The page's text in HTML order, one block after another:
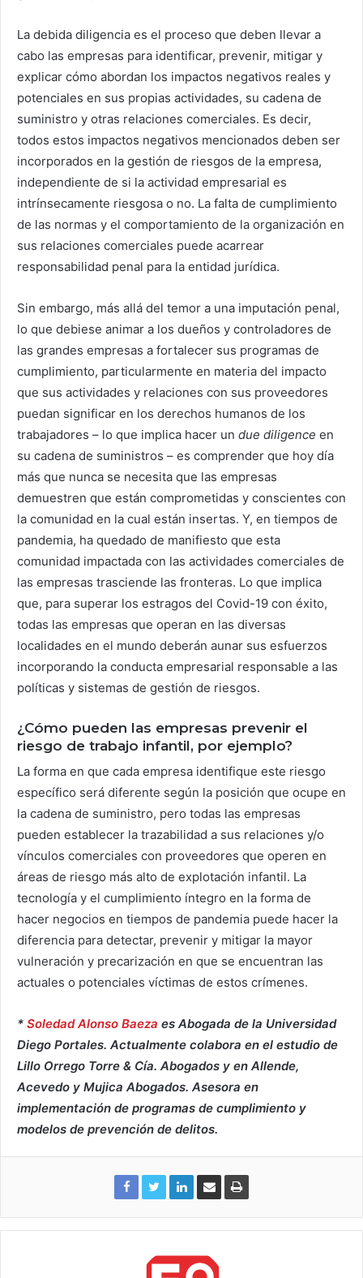
La debida diligencia es el proceso que deben llevar a
cabo las empresas para identificar, prevenir, mitigar y
explicar cómo abordan los impactos negativos reales y
potenciales en sus propias actividades, su cadena de
suministro y otras relaciones comerciales. Es decir,
todos estos impactos negativos mencionados deben ser
incorporados en la gestión de riesgos de la empresa,
independiente de si la actividad empresarial es
intrínsecamente riesgosa o no. La falta de cumplimiento
de las normas y el comportamiento de la organización en
sus relaciones comerciales puede acarrear
responsabilidad penal para la entidad jurídica.
Sin embargo, más allá del temor a una imputación penal,
lo que debiese animar a los dueños y controladores de
las grandes empresas a fortalecer sus programas de
cumplimiento, particularmente en materia del impacto
que sus actividades y relaciones con sus proveedores
puedan significar en los derechos humanos de los
trabajadores – lo que implica hacer un due diligence en
su cadena de suministros – es comprender que hoy día
más que nunca se necesita que las empresas
demuestren que están comprometidas y conscientes con
la comunidad en la cual están insertas. Y, en tiempos de
pandemia, ha quedado de manifiesto que esta
comunidad impactada con las actividades comerciales de
las empresas trasciende las fronteras. Lo que implica
que, para superar los estragos del Covid-19 con éxito,
todas las empresas que operan en las diversas
localidades en el mundo deberán aunar sus esfuerzos
incorporando la conducta empresarial responsable a las
políticas y sistemas de gestión de riesgos.
¿Cómo pueden las empresas prevenir el
riesgo de trabajo infantil, por ejemplo?
La forma en que cada empresa identifique este riesgo
específico será diferente según la posición que ocupe en
la cadena de suministro, pero todas las empresas
pueden establecer la trazabilidad a sus relaciones y/o
vínculos comerciales con proveedores que operen en
áreas de riesgo más alto de explotación infantil. La
tecnología y el cumplimiento íntegro en la forma de
hacer negocios en tiempos de pandemia puede hacer la
diferencia para detectar, prevenir y mitigar la mayor
vulneración y precarización en que se encuentran las
actuales o potenciales víctimas de estos crímenes.
* Soledad Alonso Baeza es Abogada de la Universidad
Diego Portales. Actualmente colabora en el estudio de
Lillo Orrego Torre & Cía. Abogados y en Allende,
Acevedo y Mujica Abogados. Asesora en
implementación de programas de cumplimiento y
modelos de prevención de delitos.